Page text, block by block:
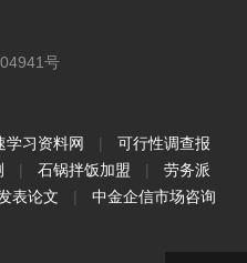
号
学习资料网 |
可行性调查报
| 石锅拌饭加盟 |
劳务派
表论文 |
中金企信市场咨询